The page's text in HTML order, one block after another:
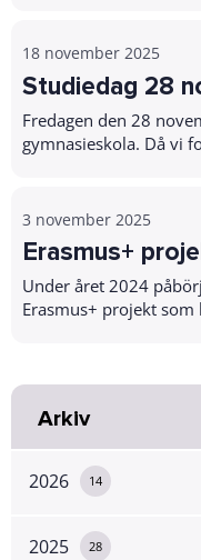
18 november 2025
Studiedag 28
Fredagen den 28
gymnasieskola. Då vi
3 november 2025
Erasmus+
gymnasieskola
Under året 2024
Erasmus+ projekt
Arkiv
2026 14
2025 28